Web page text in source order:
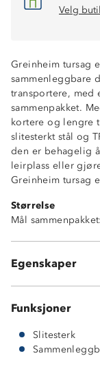
Velg
Greinheim tursag
sammenleggbare
transportere, med
sammenpakket.
kortere og lengre
slitesterkt stål og
den er behagelig
leirplass eller
Greinheim tursag
Størrelse
Mål
Egenskaper
Bredde: 5 cm
Funksjoner
Slitesterk